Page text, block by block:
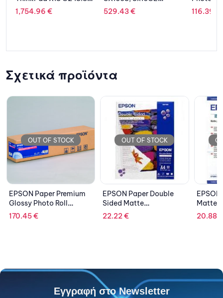
Rackmount Metal 13”
529.43€
C13T653100
116.39€ 13.54
Σχετικά προϊόντα
OUT OF STOCK
EPSON Paper Double
Sided Matte
C13S041569
22.22€
OUT OF STOCK
EPSON Paper Archival
Matte C13S041342
20.88
30.57
Εγγραφή στο Newsletter